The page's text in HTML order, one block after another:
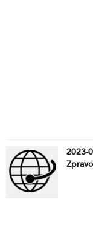
2023-